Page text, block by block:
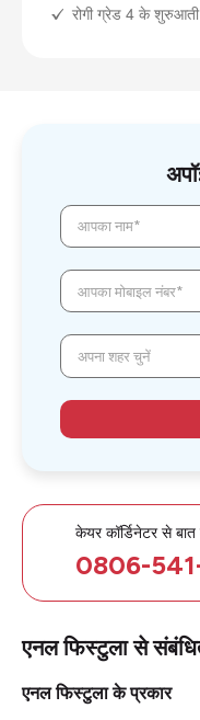
रोगी ग्रेड 4 के
एनल फिस्टुला से
एनल फिस्टुला के प्रकार
आपका नाम*
आपका मोबाइल नंबर*
अपना शहर चुनें
केयर कॉर्डिनेटर से
0806-